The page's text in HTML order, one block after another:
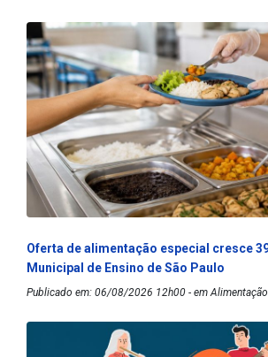
Oferta de alimentação especial cresce
Municipal de Ensino de São Paulo
Publicado em: 06/08/2026 12h00 - em